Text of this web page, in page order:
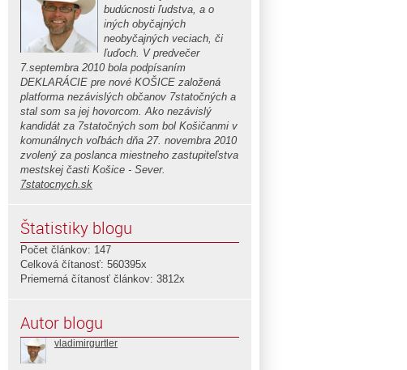
budúcnosti ľudstva, a o
iných obyčajných
neobyčajných veciach, či
ľuďoch. V predvečer
7.septembra 2010 bola podpísaním
DEKLARÁCIE pre nové KOŠICE založená
platforma nezávislých občanov 7statočných a
stal som sa jej hovorcom. Ako nezávislý
kandidát za 7statočných som bol Košičanmi v
komunálnych voľbách dňa 27. novembra 2010
zvolený za poslanca miestneho zastupiteľstva
mestskej časti Košice - Sever.
7statocnych.sk
Štatistiky blogu
Počet článkov: 147
Celková čítanosť: 560395x
Priemerná čítanosť článkov: 3812x
Autor blogu
vladimirgurtler